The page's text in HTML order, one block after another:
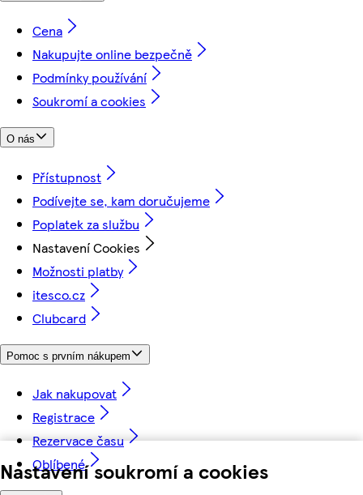
Nastavení soukromí a cookies
Cena
Nakupujte online bezpečně
Podmínky používání
Soukromí a cookies
O nás
Přístupnost
Podívejte se, kam doručujeme
Poplatek za službu
Nastavení Cookies
Možnosti platby
itesco.cz
Clubcard
Pomoc s prvním nákupem
Jak nakupovat
Registrace
Rezervace času
Oblíbené